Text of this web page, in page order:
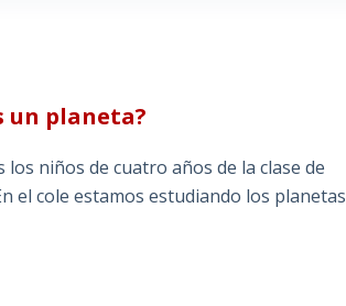
un planeta?
los niños de cuatro años de la clase de
el cole estamos estudiando los planetas